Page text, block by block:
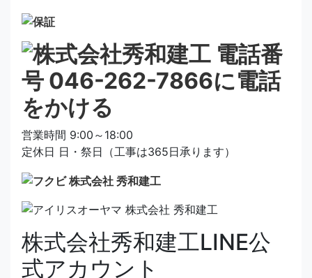
営業時間 9:00～18:00
定休日 日・祭日（工事は365日承ります）
株式会社秀和建工LINE公
式アカウント